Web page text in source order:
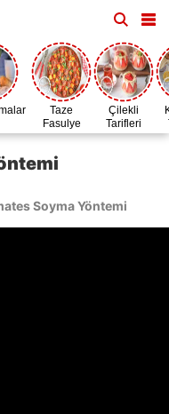
Taze
Fasulye
Zamanı
Çilekli
Tarifleri
Soyma Yöntemi